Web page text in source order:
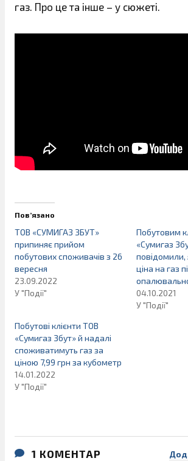
газ. Про це та інше – у сюжеті.
Пов’язано
ТОВ «СУМИГАЗ ЗБУТ»
припиняє прийом
побутових споживачів з 26
вересня
23.09.2022
У "Події"
Побутовим
«Сумигаз
повідомили,
ціна на газ
04.10.2021
У "Події"
Побутові клієнти ТОВ
«Сумигаз Збут» й надалі
споживатимуть газ за
ціною 7,99 грн за кубометр
14.01.2022
У "Події"
1 КОМЕНТАР